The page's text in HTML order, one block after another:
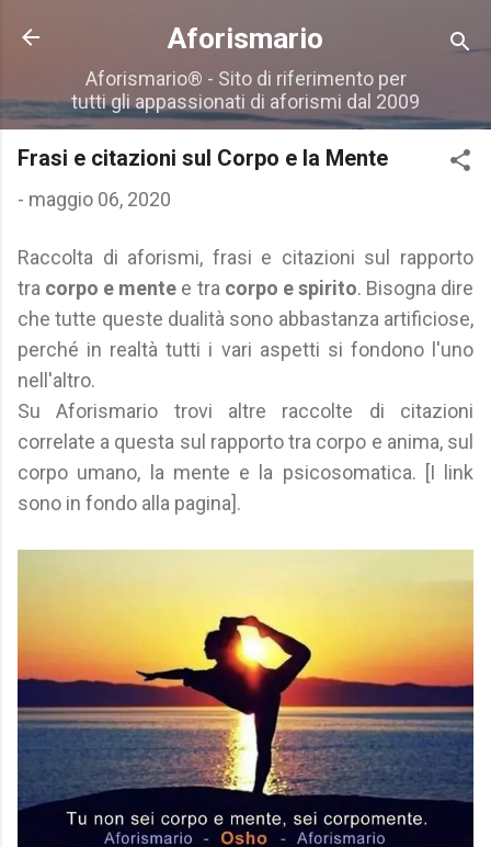
Passa ai contenuti principali
Aforismario
Aforismario® - Sito di riferimento per
tutti gli appassionati di aforismi dal 2009
Frasi e citazioni sul Corpo e la Mente
- maggio 06, 2020
Raccolta di aforismi, frasi e citazioni sul rapporto
tra corpo e mente e tra corpo e spirito. Bisogna dire
che tutte queste dualità sono abbastanza artificiose,
perché in realtà tutti i vari aspetti si fondono l'uno
nell'altro.
Su Aforismario trovi altre raccolte di citazioni
correlate a questa sul rapporto tra corpo e anima, sul
corpo umano, la mente e la psicosomatica. [I link
sono in fondo alla pagina].